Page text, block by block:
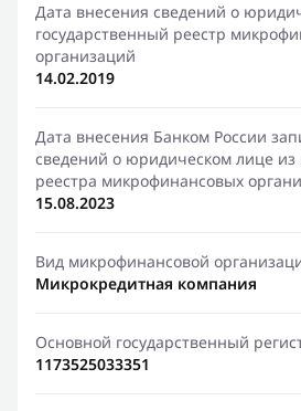
Дата внесения сведений о
государственный реестр
организаций
14.02.2019
Дата внесения Банком России
сведений о юридическом лице из
реестра микрофинансовых
15.08.2023
Вид микрофинансовой
Микрокредитная компания
Основной государственный
1173525033351